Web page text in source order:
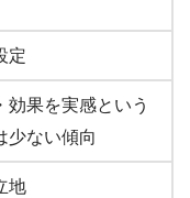
定
効果を実感という
少ない傾向
地